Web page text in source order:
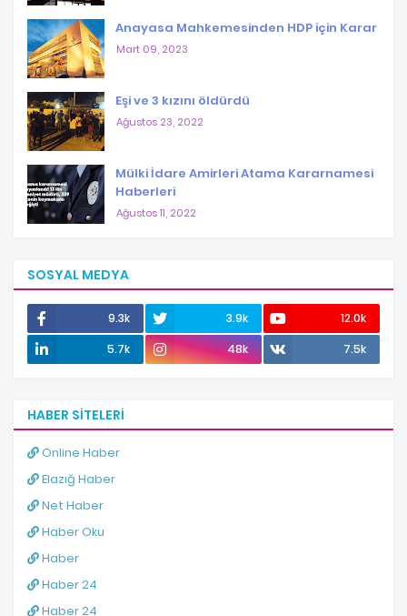
Anayasa Mahkemesinden HDP için Karar
Mart 09, 2023
Eşi ve 3 kızını öldürdü
Ağustos 23, 2022
Mülki İdare Amirleri Atama Kararnamesi
Haberleri
Ağustos 11, 2022
SOSYAL MEDYA
9.3k 3.9k
12.0k
5.7k
48k 7.5k
HABER SITELERI
Online Haber
Elazığ Haber
Net Haber
Haber Oku
Haber
Haber 24
Haber 24